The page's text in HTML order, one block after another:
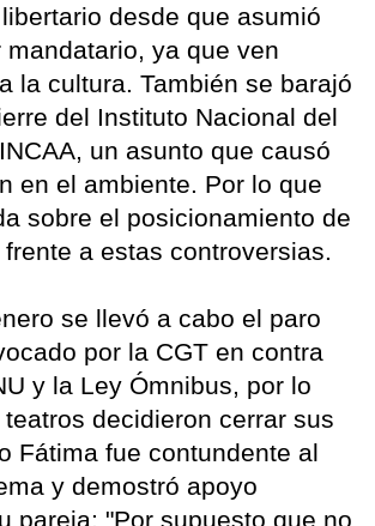
desde que asumió
mandatario, ya que ven
la cultura. También se barajó
del Instituto Nacional del
un asunto que causó
en el ambiente. Por lo que
sobre el posicionamiento de
a estas controversias.
se llevó a cabo el paro
por la CGT en contra
y la Ley Ómnibus, por lo
decidieron cerrar sus
Fátima fue contundente al
y demostró apoyo
pareja: "Por supuesto que no